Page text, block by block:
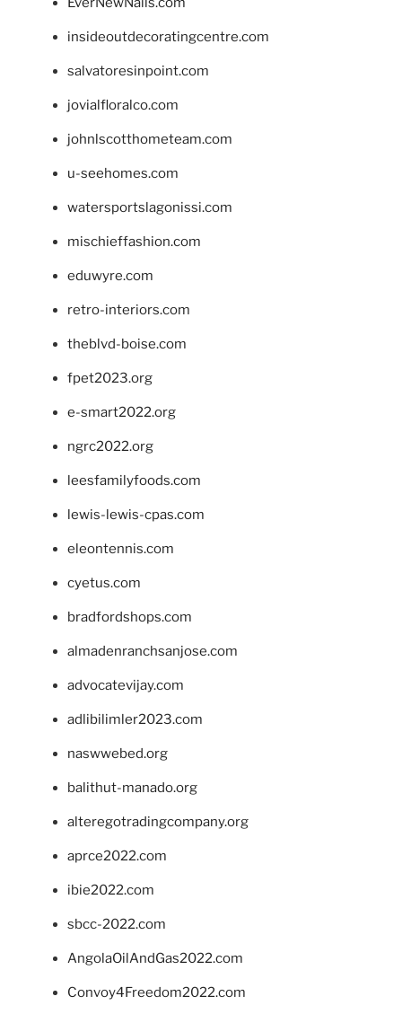
insideoutdecoratingcentre.com
salvatoresinpoint.com
jovialfloralco.com
johnlscotthometeam.com
u-seehomes.com
watersportslagonissi.com
mischieffashion.com
eduwyre.com
retro-interiors.com
theblvd-boise.com
fpet2023.org
e-smart2022.org
ngrc2022.org
leesfamilyfoods.com
lewis-lewis-cpas.com
eleontennis.com
cyetus.com
bradfordshops.com
almadenranchsanjose.com
advocatevijay.com
adlibilimler2023.com
naswwebed.org
balithut-manado.org
alteregotradingcompany.org
aprce2022.com
ibie2022.com
sbcc-2022.com
AngolaOilAndGas2022.com
Convoy4Freedom2022.com